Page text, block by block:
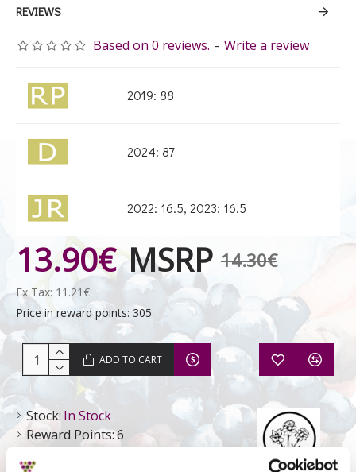
REVIEWS
Stock: In Stock
Reward Points:6
Based on 0 reviews. - Write a review
2019: 88
2024: 87
2022: 16.5, 2023: 16.5
MSRP 14.30€
13.90€
Ex Tax: 11.21€
Price in reward points: 305
ADD TO CART